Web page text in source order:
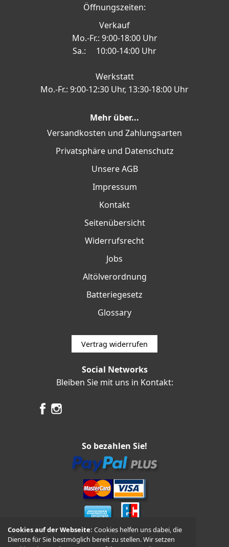
Cookies auf der Webseite:Cookies helfen uns dabei, die
Dienste für Sie bestmöglich bereit zu stellen. Wir setzen
Öffnungszeiten:
Verkauf
Mo.-Fr.: 9:00-18:00 Uhr
Sa.: 10:00-14:00 Uhr
Werkstatt
Mo.-Fr.: 9:00-12:30 Uhr, 13:30-18:00 Uhr
Mehr über...
Versandkosten und Zahlungsarten
Privatsphäre und Datenschutz
Unsere AGB
Impressum
Kontakt
Seitenübersicht
Widerrufsrecht
Jobs
Altölverordnung
Batteriegesetz
Glossary
Vertrag widerrufen
Social Networks
Bleiben Sie mit uns in Kontakt:
So bezahlen Sie!
Vorkasse und Nachnahme